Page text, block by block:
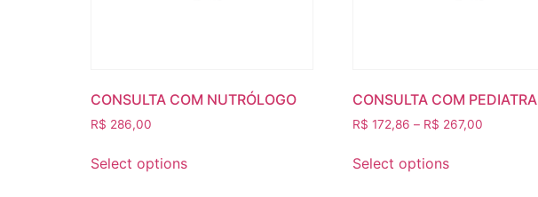
CONSULTA COM NUTRÓLOGO
R$ 286,00
Select options
CONSULTA COM PEDIATRA
R$ 172,86 – R$ 267,00
Select options